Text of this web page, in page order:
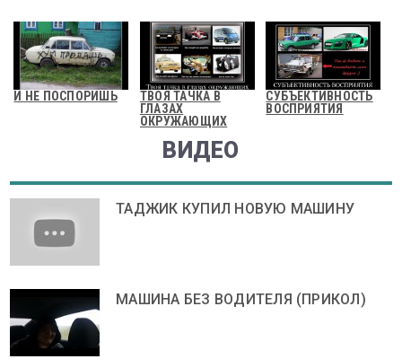
И НЕ ПОСПОРИШЬ
ТВОЯ ТАЧКА В
ГЛАЗАХ
ОКРУЖАЮЩИХ
СУБЪЕКТИВНОСТЬ
ВОСПРИЯТИЯ
ВИДЕО
ТАДЖИК КУПИЛ НОВУЮ МАШИНУ
МАШИНА БЕЗ ВОДИТЕЛЯ (ПРИКОЛ)